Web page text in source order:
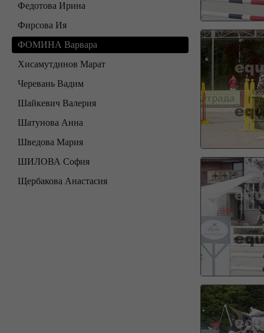
Федотова Ирина
Фирсова Ия
ФОМИНА Варвара
Хисамутдинов Марат
Черевань Вадим
Шайкевич Валерия
Шатунова Анна
Шведова Мария
ШИЛОВА София
Щербакова Анастасия